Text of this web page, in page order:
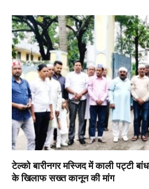
टेल्को बारीनगर मस्जिद में काली पट्टी
के खिलाफ सख्त कानून की मांग